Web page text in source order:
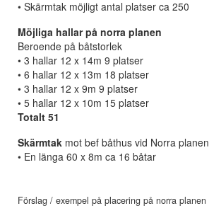
• Skärmtak möjligt antal platser ca 250
Möjliga hallar på norra planen
Beroende på båtstorlek
• 3 hallar 12 x 14m 9 platser
• 6 hallar 12 x 13m 18 platser
• 3 hallar 12 x 9m 9 platser
• 5 hallar 12 x 10m 15 platser
Totalt 51
Skärmtak mot bef båthus vid Norra planen
• En länga 60 x 8m ca 16 båtar
Förslag / exempel på placering på norra planen